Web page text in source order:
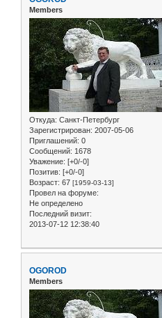
Members
Откуда: Санкт-Петербург
Зарегистрирован: 2007-05-06
Приглашений: 0
Сообщений: 1678
Уважение: [+0/-0]
Позитив: [+0/-0]
Возраст: 67 [1959-03-13]
Провел на форуме:
Не определено
Последний визит:
2013-07-12 12:38:40
OGOROD
Members